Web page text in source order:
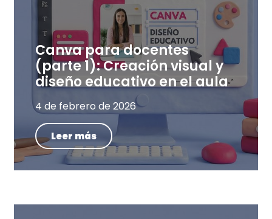
Canva para docentes
(parte 1): Creación visual y
diseño educativo en el aula
4 de febrero de 2026
Leer más